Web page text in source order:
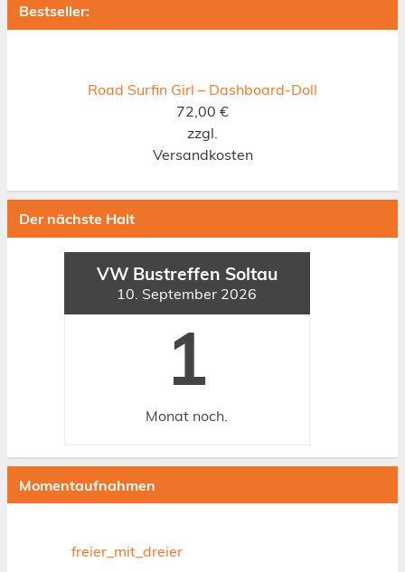
Bestseller:
Road Surfin Girl – Dashboard-Doll
72,00 €
zzgl.
Versandkosten
Der nächste Halt
VW Bustreffen Soltau
10. September 2026
1
Monat noch.
Momentaufnahmen
freier_mit_dreier